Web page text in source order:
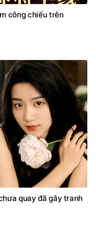
công chiếu trên
quay đã gây tranh